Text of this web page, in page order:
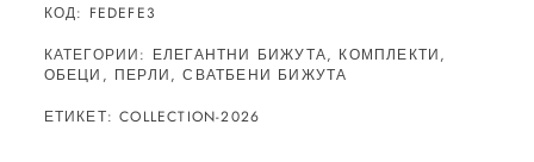
КОД: FEDEFE3
КАТЕГОРИИ: ЕЛЕГАНТНИ БИЖУТА, КОМПЛЕКТИ,
ОБЕЦИ , ПЕРЛИ,СВАТБЕНИ БИЖУТА
ЕТИКЕТ:COLLECTION-2026